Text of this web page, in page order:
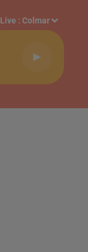
Live :Colmar